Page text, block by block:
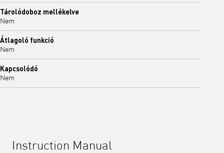
Tárolódoboz mellékelve
Nem
Átlagoló funkció
Nem
Kapcsolódó
Nem
Instruction Manual